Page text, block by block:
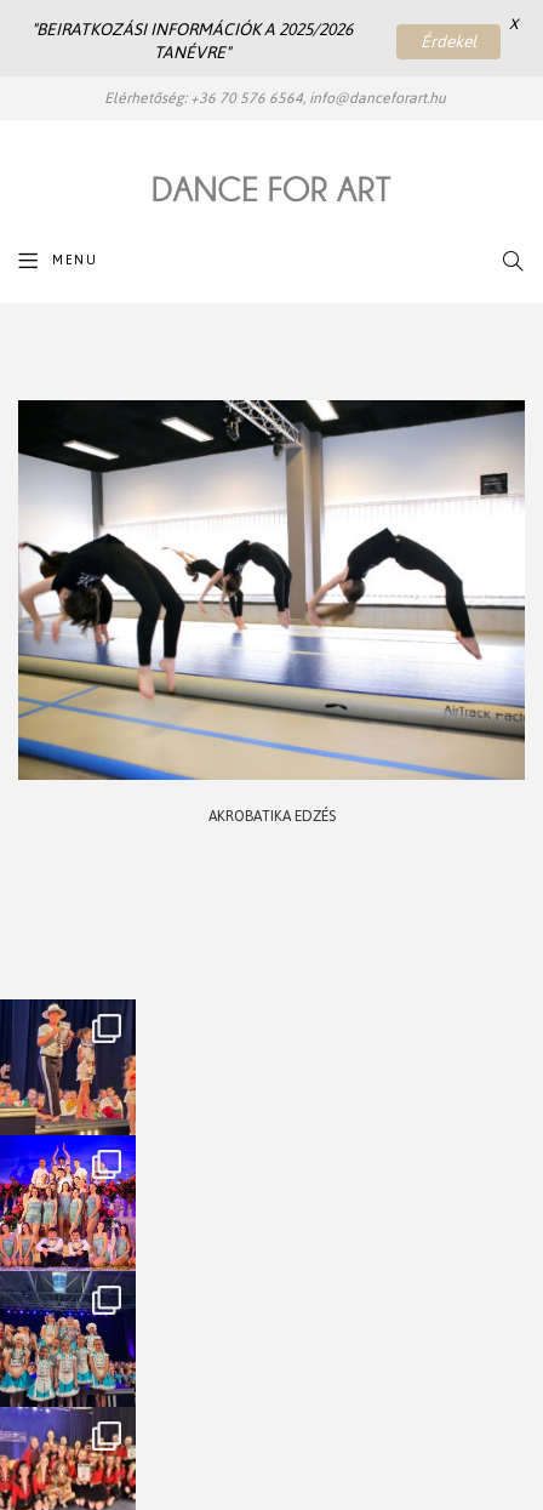
Elérhetőség: +36 70 576 6564, info@danceforart.hu
MENU
AKROBATIKA EDZÉS
"BEIRATKOZÁSI INFORMÁCIÓK A 2025/2026
TANÉVRE" Érdekel
X